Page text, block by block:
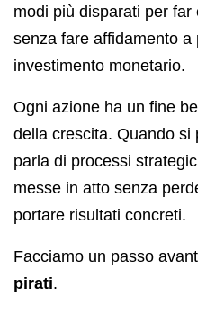
modi più disparati per
senza fare affidamento
investimento monetario.
Ogni azione ha un fine
della crescita. Quando si
parla di processi
messe in atto senza
portare risultati concreti.
Facciamo un passo
pirati.